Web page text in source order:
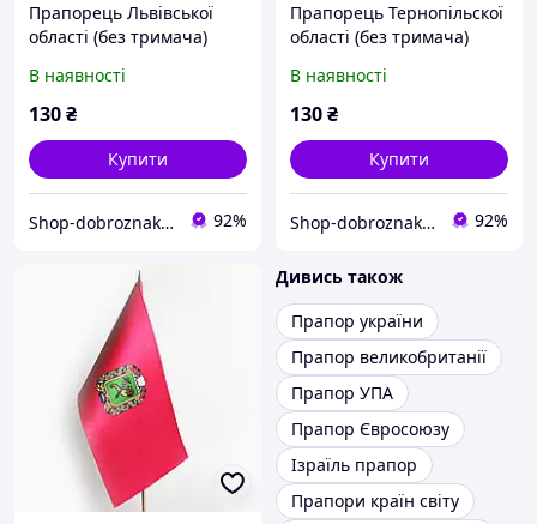
Прапорець Львівської
області (без тримача)
В наявності
130₴
Купити
Shop-dobroznak - Інтернет-магазин значків 92%
Прапорець Тернопільскої
області (без тримача)
В наявності
130₴
Купити
Shop-dobroznak - Інтернет-магазин значків 92%
Дивись також
Прапор україни
Прапор великобританії
Прапор УПА
Прапор Євросоюзу
Ізраїль прапор
Прапори країн світу